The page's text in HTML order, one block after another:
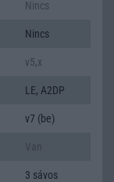
Nincs
Nincs
v5,x
LE, A2DP
v7 (be)
3 sávos